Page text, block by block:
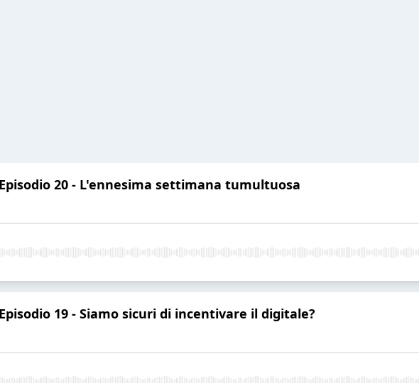
Episodio 20 - L'ennesima settimana tumultuosa
19 - Siamo sicuri di incentivare il digitale?